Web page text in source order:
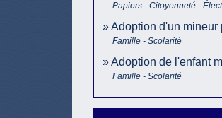
Papiers - Citoyenneté -
Adoption d'un mineur
Famille - Scolarité
Adoption de l'enfant
Famille - Scolarité